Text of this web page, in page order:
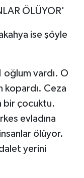
ÖLÜYOR'
ise şöyle
oğlum vardı. O
kopardı. Ceza
bir çocuktu.
evladına
ölüyor.
yerini